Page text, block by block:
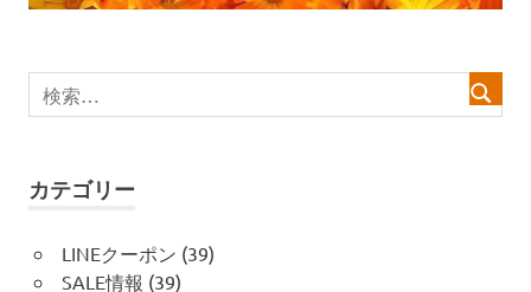
ー
シ
ョ
ン
カテゴリー
LINEクーポン (39)
SALE情報 (39)